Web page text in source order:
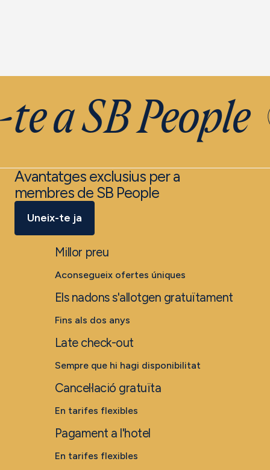
a SB People
Avantatges exclusius per a
membres de SB People
Uneix-te ja
Millor preu
Aconsegueix ofertes úniques
Els nadons s'allotgen gratuïtament
Fins als dos anys
Late check-out
Sempre que hi hagi disponibilitat
Cancel·lació gratuïta
En tarifes flexibles
Pagament a l'hotel
En tarifes flexibles